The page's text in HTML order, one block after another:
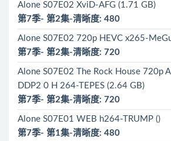
Alone S07E02 XviD-AFG (1.71 GB)
第7季- 第2集-清晰度: 480
Alone S07E02 720p HEVC x265-
第7季- 第2集-清晰度: 720
Alone S07E02 The Rock House 720p
DDP2 0 H 264-TEPES (2.64 GB)
第7季- 第2集-清晰度: 720
Alone S07E01 WEB h264-TRUMP ()
第7季- 第1集-清晰度: 480